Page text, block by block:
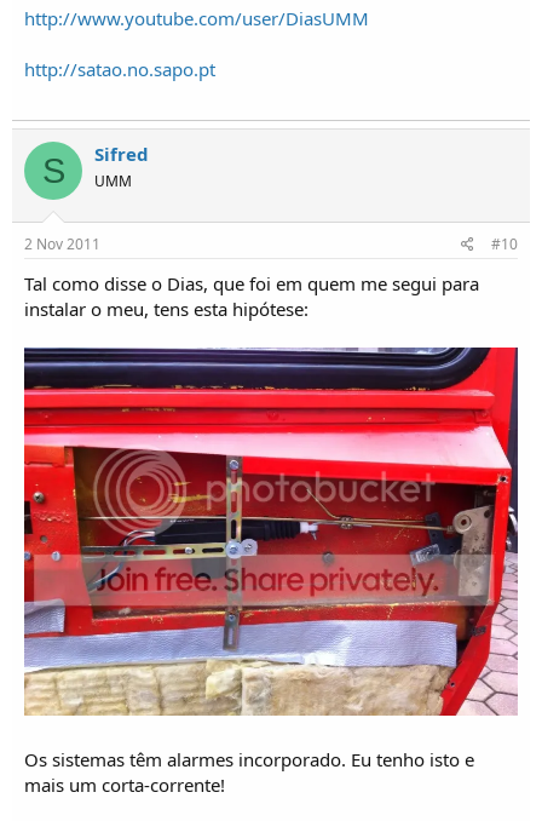
http://www.youtube.com/user/DiasUMM
http://satao.no.sapo.pt
S Sifred
UMM
2 Nov 2011 #10
Tal como disse o Dias, que foi em quem me segui para
instalar o meu, tens esta hipótese:
Os sistemas têm alarmes incorporado. Eu tenho isto e
mais um corta-corrente!